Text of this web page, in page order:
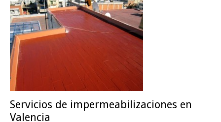
Contactar
Servicios de impermeabilizaciones en
Valencia